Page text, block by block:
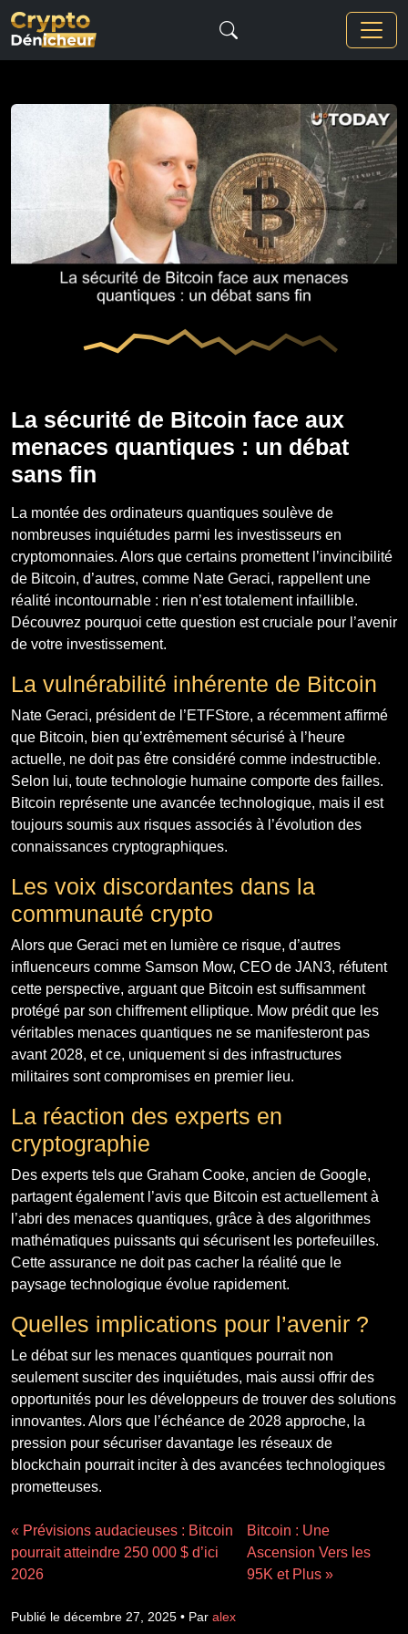
La sécurité de Bitcoin face aux
menaces quantiques : un débat
sans fin
La montée des ordinateurs quantiques soulève de
nombreuses inquiétudes parmi les investisseurs en
cryptomonnaies. Alors que certains promettent l’invincibilité
de Bitcoin, d’autres, comme Nate Geraci, rappellent une
réalité incontournable : rien n’est totalement infaillible.
Découvrez pourquoi cette question est cruciale pour l’avenir
de votre investissement.
La vulnérabilité inhérente de Bitcoin
Nate Geraci, président de l’ETFStore, a récemment affirmé
que Bitcoin, bien qu’extrêmement sécurisé à l’heure
actuelle, ne doit pas être considéré comme indestructible.
Selon lui, toute technologie humaine comporte des failles.
Bitcoin représente une avancée technologique, mais il est
toujours soumis aux risques associés à l’évolution des
connaissances cryptographiques.
Les voix discordantes dans la
communauté crypto
Alors que Geraci met en lumière ce risque, d’autres
influenceurs comme Samson Mow, CEO de JAN3, réfutent
cette perspective, arguant que Bitcoin est suffisamment
protégé par son chiffrement elliptique. Mow prédit que les
véritables menaces quantiques ne se manifesteront pas
avant 2028, et ce, uniquement si des infrastructures
militaires sont compromises en premier lieu.
La réaction des experts en
cryptographie
Des experts tels que Graham Cooke, ancien de Google,
partagent également l’avis que Bitcoin est actuellement à
l’abri des menaces quantiques, grâce à des algorithmes
mathématiques puissants qui sécurisent les portefeuilles.
Cette assurance ne doit pas cacher la réalité que le
paysage technologique évolue rapidement.
Quelles implications pour l’avenir ?
Le débat sur les menaces quantiques pourrait non
seulement susciter des inquiétudes, mais aussi offrir des
opportunités pour les développeurs de trouver des solutions
innovantes. Alors que l’échéance de 2028 approche, la
pression pour sécuriser davantage les réseaux de
blockchain pourrait inciter à des avancées technologiques
prometteuses.
« Prévisions audacieuses : Bitcoin
pourrait atteindre 250 000 $ d’ici
2026
Bitcoin : Une
Ascension Vers les
95K et Plus »
Publié le décembre 27, 2025 • Par alex